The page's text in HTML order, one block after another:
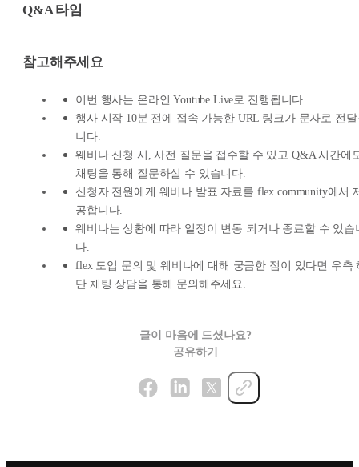
Q&A 타임
참고해주세요
이번 행사는 온라인 Youtube Live로 진행됩니다.
행사 시작 10분 전에 접속 가능한 URL 링크가 문자로 전
니다.
웨비나 신청 시, 사전 질문을 접수할 수 있고 Q&A 시간에
채팅을 통해 질문하실 수 있습니다.
신청자 전원에게 웨비나 발표 자료를 flex community에서
공합니다.
웨비나는 상황에 따라 일정이 변동 되거나 종료할 수 있습
다.
flex 도입 문의 및 웨비나에 대해 궁금한 점이 있다면 우측
단 채팅 상담을 통해 문의해주세요.
글이 마음에 드셨나요?
공유하기